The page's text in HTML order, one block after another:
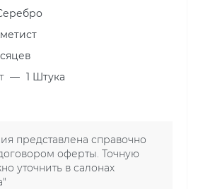
— 1 Штука
представлена справочно
оферты. Точную
уточнить в салонах